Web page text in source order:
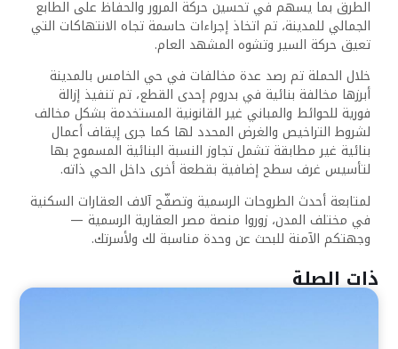
الطرق بما يسهم في تحسين حركة المرور والحفاظ على الطابع
الجمالي للمدينة، تم اتخاذ إجراءات حاسمة تجاه الانتهاكات التي
تعيق حركة السير وتشوه المشهد العام.
خلال الحملة تم رصد عدة مخالفات في حي الخامس بالمدينة
أبرزها مخالفة بنائية في بدروم إحدى القطع، تم تنفيذ إزالة
فورية للحوائط والمباني غير القانونية المستخدمة بشكل مخالف
لشروط التراخيص والغرض المحدد لها كما جرى إيقاف أعمال
بنائية غير مطابقة تشمل تجاوز النسبة البنائية المسموح بها
لتأسيس غرف سطح إضافية بقطعة أخرى داخل الحي ذاته.
لمتابعة أحدث الطروحات الرسمية وتصفّح آلاف العقارات السكنية
في مختلف المدن، زوروا منصة مصر العقارية الرسمية —
وجهتكم الآمنة للبحث عن وحدة مناسبة لك ولأسرتك.
ذات الصلة